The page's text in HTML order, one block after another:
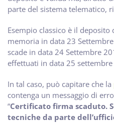
parte del sistema telematico,
Esempio classico è il
memoria in data 23
scade in data 24 Settembre
effettuati in data 25
In tal caso, può capitare che la
contenga un messaggio di
“Certificato firma scaduto.
tecniche da parte